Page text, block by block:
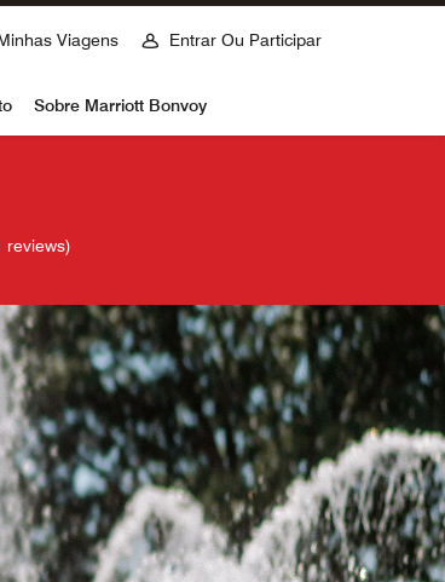
Viagens Entrar Ou Participar
Sobre Marriott Bonvoy
reviews)